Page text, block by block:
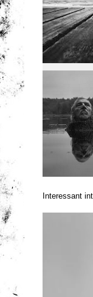
Interessant